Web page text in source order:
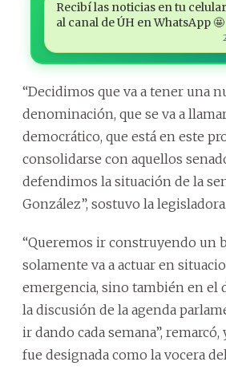
Recibí las noticias en tu
al canal de ÚH en WhatsApp 🤩
“Decidimos que va a tener una
denominación, que se va a
democrático, que está en este
consolidarse con aquellos
defendimos la situación de la
González”, sostuvo la legisladora.
“Queremos ir construyendo un
solamente va a actuar en
emergencia, sino también en el
la discusión de la agenda
ir dando cada semana”,
fue designada como la vocera